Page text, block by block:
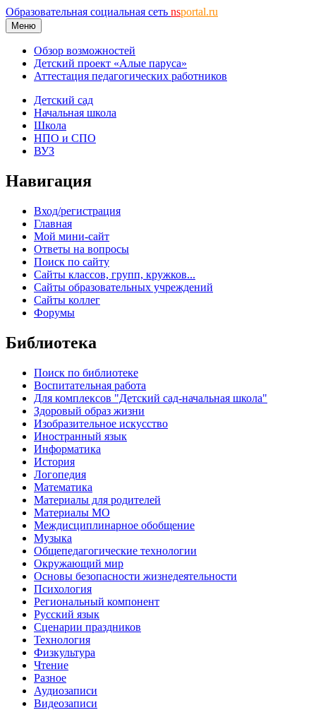
Образовательная социальная сеть nsportal.ru
Меню
Обзор возможностей
Детский проект «Алые паруса»
Аттестация педагогических работников
Детский сад
Начальная школа
Школа
НПО и СПО
ВУЗ
Навигация
Вход/регистрация
Главная
Мой мини-сайт
Ответы на вопросы
Поиск по сайту
Сайты классов, групп, кружков...
Сайты образовательных учреждений
Сайты коллег
Форумы
Библиотека
Поиск по библиотеке
Воспитательная работа
Для комплексов "Детский сад-начальная школа"
Здоровый образ жизни
Изобразительное искусство
Иностранный язык
Информатика
История
Логопедия
Математика
Материалы для родителей
Материалы МО
Междисциплинарное обобщение
Музыка
Общепедагогические технологии
Окружающий мир
Основы безопасности жизнедеятельности
Психология
Региональный компонент
Русский язык
Сценарии праздников
Технология
Физкультура
Чтение
Разное
Аудиозаписи
Видеозаписи